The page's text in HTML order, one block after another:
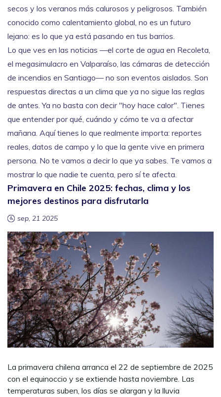
secos y los veranos más calurosos y peligrosos. También
conocido como calentamiento global, no es un futuro
lejano: es lo que ya está pasando en tus barrios.
Lo que ves en las noticias —el corte de agua en Recoleta,
el megasimulacro en Valparaíso, las cámaras de detección
de incendios en Santiago— no son eventos aislados. Son
respuestas directas a un clima que ya no sigue las reglas
de antes. Ya no basta con decir "hoy hace calor". Tienes
que entender por qué, cuándo y cómo te va a afectar
mañana. Aquí tienes lo que realmente importa: reportes
reales, datos de campo y lo que la gente vive en primera
persona. No te vamos a decir lo que ya sabes. Te vamos a
mostrar lo que nadie te cuenta, pero sí te afecta.
Primavera en Chile 2025: fechas, clima y los
mejores destinos para disfrutarla
sep, 21 2025
La primavera chilena arranca el 22 de septiembre de 2025
con el equinoccio y se extiende hasta noviembre. Las
temperaturas suben, los días se alargan y la lluvia